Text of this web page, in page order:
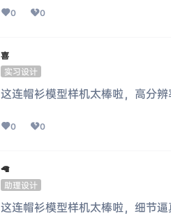
0 0
喜
实习设计
这连帽衫模型样机太棒啦，高分辨
0 0
🦙
助理设计
这连帽衫模型样机太棒啦，细节